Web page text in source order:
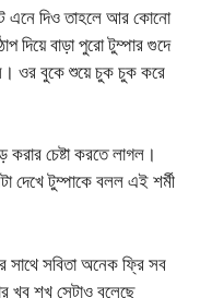
এনে দিও তাহলে আর কোনো
দিয়ে বাড়া পুরো টুম্পার গুদে
ওর বুকে শুয়ে চুক চুক করে
করার চেষ্টা করতে লাগল।
দেখে টুম্পাকে বলল এই শর্মী
সাথে সবিতা অনেক ফ্রি সব
খুব শখ সেটাও বলেছে